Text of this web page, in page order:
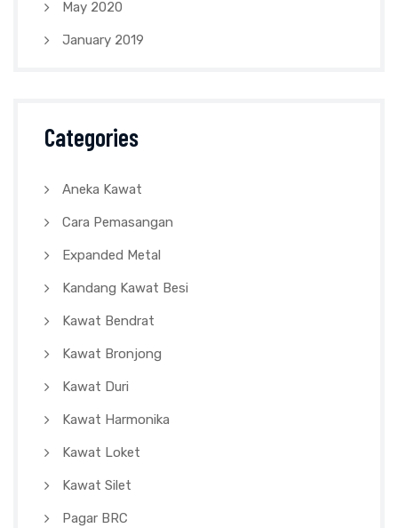
May 2020
January 2019
Categories
Aneka Kawat
Cara Pemasangan
Expanded Metal
Kandang Kawat Besi
Kawat Bendrat
Kawat Bronjong
Kawat Duri
Kawat Harmonika
Kawat Loket
Kawat Silet
Pagar BRC